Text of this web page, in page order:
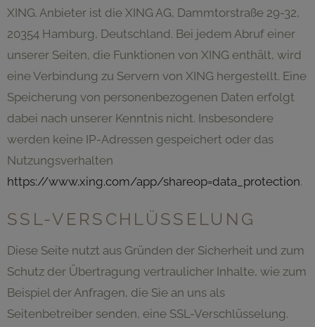
XING. Anbieter ist die XING AG, Dammtorstraße 29-32,
20354 Hamburg, Deutschland. Bei jedem Abruf einer
unserer Seiten, die Funktionen von XING enthält, wird
eine Verbindung zu Servern von XING hergestellt. Eine
Speicherung von personenbezogenen Daten erfolgt
dabei nach unserer Kenntnis nicht. Insbesondere
werden keine IP-Adressen gespeichert oder das
Nutzungsverhalten
https://www.xing.com/app/shareop=data_protection.
SSL-VERSCHLÜSSELUNG
Diese Seite nutzt aus Gründen der Sicherheit und zum
Schutz der Übertragung vertraulicher Inhalte, wie zum
Beispiel der Anfragen, die Sie an uns als
Seitenbetreiber senden, eine SSL-Verschlüsselung.